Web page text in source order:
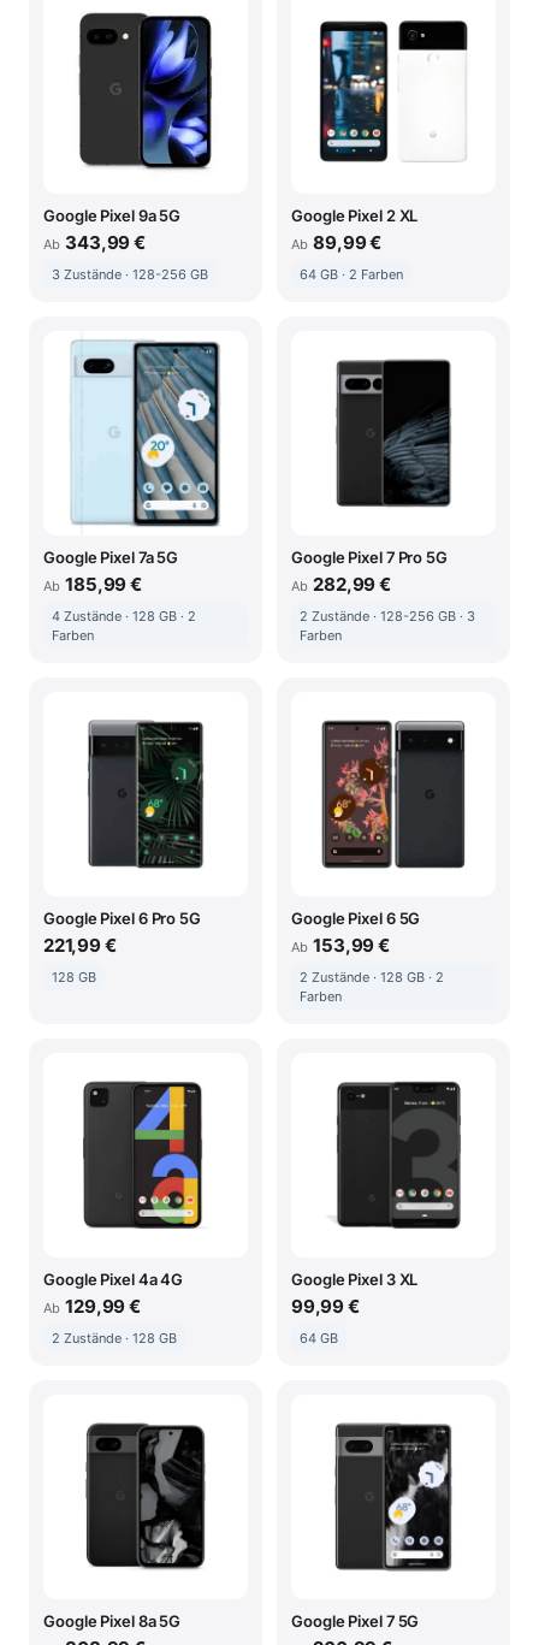
Google Pixel 9a 5G
Ab 343,99 €
3 Zustände · 128-256 GB
Google Pixel 2 XL
Ab 89,99 €
64 GB · 2 Farben
Google Pixel 7a 5G
Ab 185,99 €
4 Zustände · 128 GB · 2
Farben
Google Pixel 7 Pro 5G
Ab 282,99 €
2 Zustände · 128-256 GB · 3
Farben
Google Pixel 6 Pro 5G
221,99 €
128 GB
Google Pixel 6 5G
Ab 153,99 €
2 Zustände · 128 GB · 2
Farben
Google Pixel 4a 4G
Ab 129,99 €
2 Zustände · 128 GB
Google Pixel 3 XL
99,99 €
64 GB
Google Pixel 8a 5G Google Pixel 7 5G